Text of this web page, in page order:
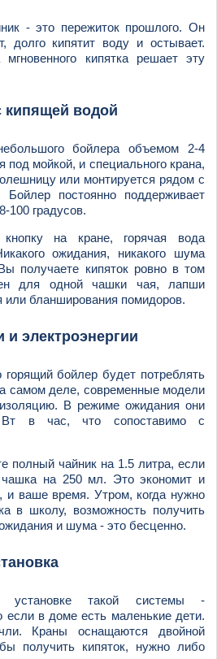
- это пережиток прошлого. Он
долго кипятит воду и остывает.
мгновенного кипятка решает эту
кипящей водой
бойлера объемом 2-4
под мойкой, и специального крана,
или монтируется рядом с
постоянно поддерживает
100 градусов.
на кране, горячая вода
ожидания, никакого шума
получаете кипяток ровно в том
для одной чашки чая, лапши
или бланширования помидоров.
электроэнергии
горящий бойлер будет потреблять
самом деле, современные модели
В режиме ожидания они
Вт в час, что сопоставимо с
полный чайник на 1.5 литра, если
на 250 мл. Это экономит и
и ваше время. Утром, когда нужно
в школу, возможность получить
и шума - это бесценно.
установке такой системы -
если в доме есть маленькие дети.
Краны оснащаются двойной
получить кипяток, нужно либо